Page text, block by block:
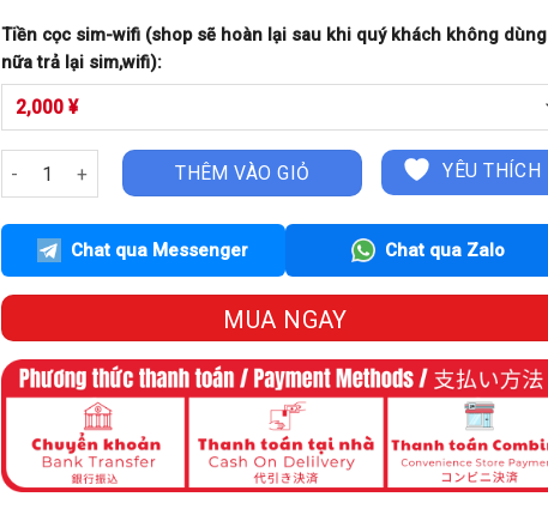
Tiền cọc sim-wifi (shop sẽ hoàn lại sau khi quý khách không dùng
nữa trả lại sim,wifi):
Sim Data Rakuten - 300GB Cước Tháng số lượng
THÊM VÀO GIỎ YÊU THÍCH
Chat qua Messenger Chat qua Zalo
MUA NGAY